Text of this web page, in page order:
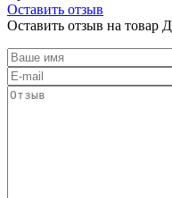
Оставить отзыв
Оставить отзыв на товар